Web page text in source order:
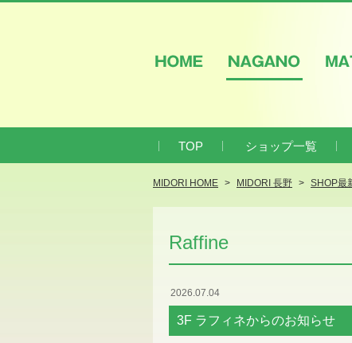
TOP ショップ一覧
MIDORI HOME MIDORI 長野 SHOP最
Raffine
2026.07.04
3F ラフィネからのお知らせ